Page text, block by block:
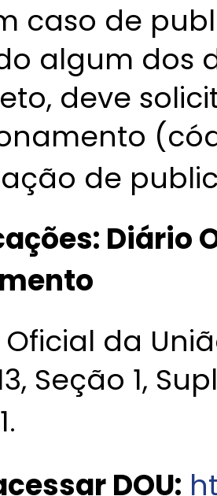
caso de
algum dos
deve
de
Diário
da
Seção 1,
DOU: